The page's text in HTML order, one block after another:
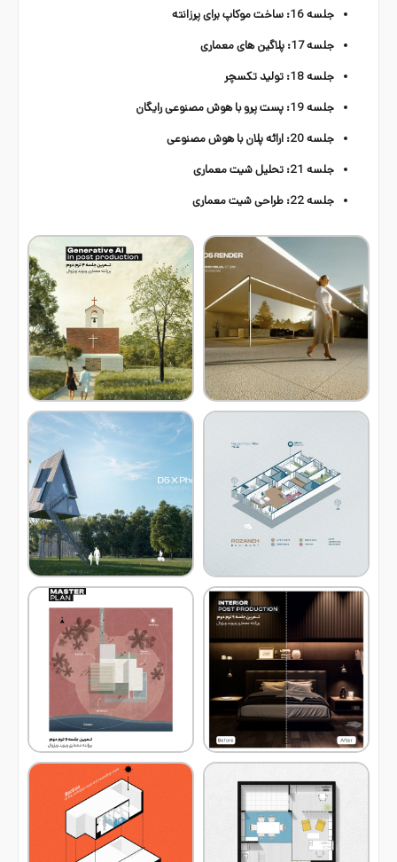
جلسه 16: ساخت موکاپ برای پرزانته
جلسه 17: پلاگین های معماری
جلسه 18: تولید تکسچر
جلسه 19: پست پرو با هوش مصنوعی رایگان
جلسه 20: ارائه پلان با هوش مصنوعی
جلسه 21: تحلیل شیت معماری
جلسه 22: طراحی شیت معماری